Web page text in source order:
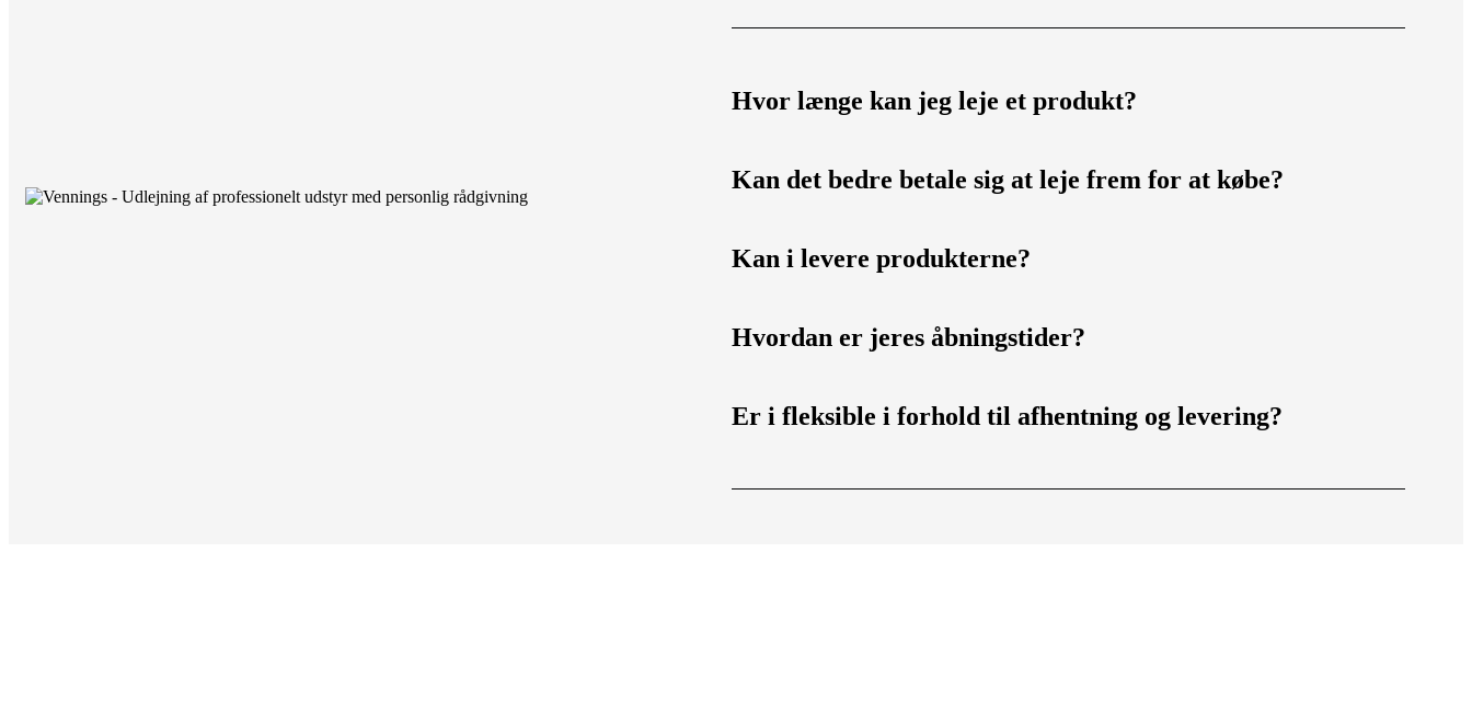
Hvor længe kan jeg leje et produkt?
Kan det bedre betale sig at leje frem for at købe?
Kan i levere produkterne?
Hvordan er jeres åbningstider?
Er i fleksible i forhold til afhentning og levering?